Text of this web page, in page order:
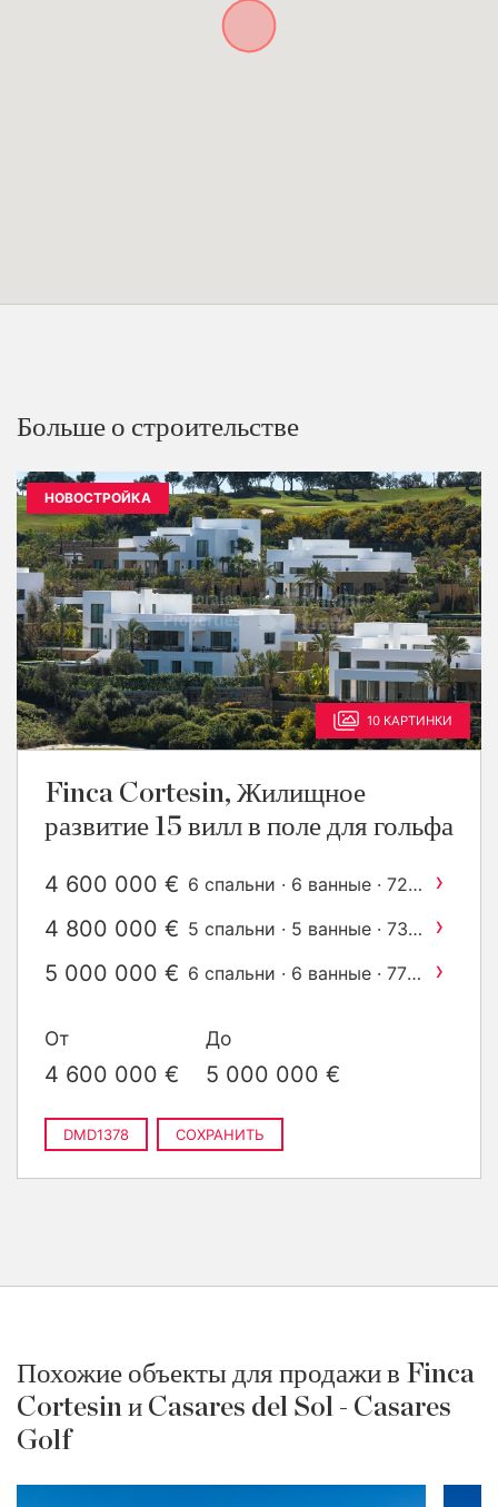
Больше о строительстве
НОВОСТРОЙКА
10 КАРТИНКИ
Finca Cortesin, Жилищное
развитие 15 вилл в поле для гольфа
4 600 000 € 6 спальни · 6 ванные · 725
›
4 800 000 € 5 спальни · 5 ванные · 737
›
5 000 000 € 6 спальни · 6 ванные · 778
›
От
4 600 000 €
До
5 000 000 €
DMD1378 СОХРАНИТЬ
Похожие объекты для продажи в Finca
Cortesin и Casares del Sol - Casares
Golf